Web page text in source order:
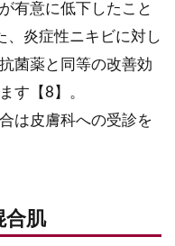
有意に低下したこと
、炎症性ニキビに対し
菌薬と同等の改善効
す【8】。
は皮膚科への受診を
合肌